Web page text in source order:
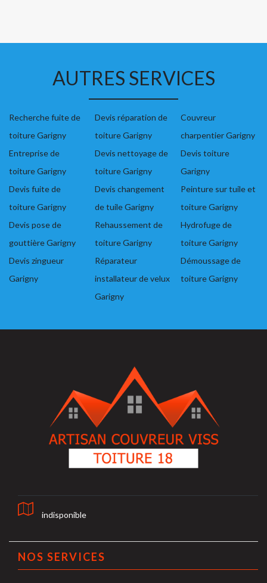
AUTRES SERVICES
Recherche fuite de
toiture Garigny
Entreprise de
toiture Garigny
Devis fuite de
toiture Garigny
Devis pose de
gouttière Garigny
Devis zingueur
Garigny
Devis réparation de
toiture Garigny
Devis nettoyage de
toiture Garigny
Devis changement
de tuile Garigny
Rehaussement de
toiture Garigny
Réparateur
installateur de velux
Garigny
Couvreur
charpentier Garigny
Devis toiture
Garigny
Peinture sur tuile et
toiture Garigny
Hydrofuge de
toiture Garigny
Démoussage de
toiture Garigny
indisponible
NOS SERVICES